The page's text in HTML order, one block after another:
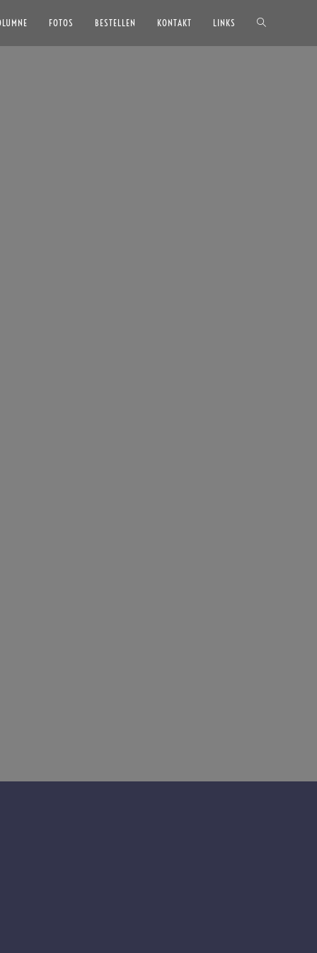
FOTOS BESTELLEN KONTAKT LINKS